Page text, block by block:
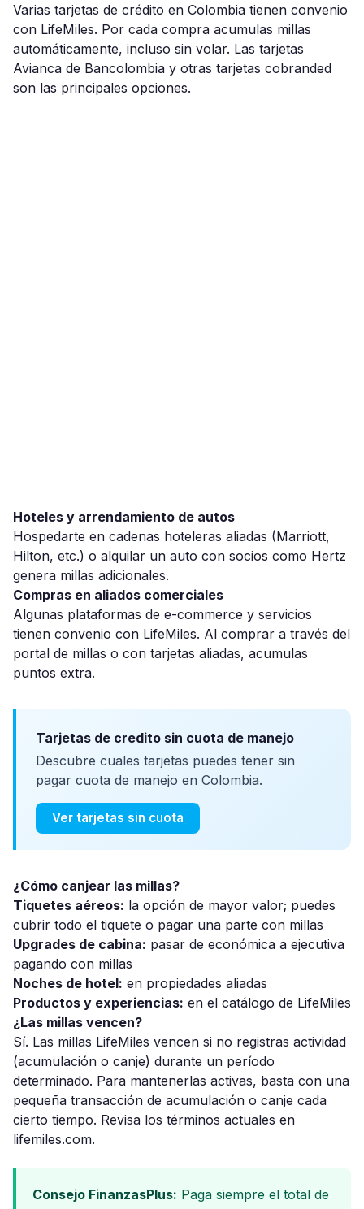
Varias tarjetas de crédito en Colombia tienen convenio
con LifeMiles. Por cada compra acumulas millas
automáticamente, incluso sin volar. Las tarjetas
Avianca de Bancolombia y otras tarjetas cobranded
son las principales opciones.
Hoteles y arrendamiento de autos
Hospedarte en cadenas hoteleras aliadas (Marriott,
Hilton, etc.) o alquilar un auto con socios como Hertz
genera millas adicionales.
Compras en aliados comerciales
Algunas plataformas de e-commerce y servicios
tienen convenio con LifeMiles. Al comprar a través del
portal de millas o con tarjetas aliadas, acumulas
puntos extra.
Tarjetas de credito sin cuota de manejo
Descubre cuales tarjetas puedes tener sin
pagar cuota de manejo en Colombia.
Ver tarjetas sin cuota
¿Cómo canjear las millas?
Tiquetes aéreos: la opción de mayor valor; puedes
cubrir todo el tiquete o pagar una parte con millas
Upgrades de cabina: pasar de económica a ejecutiva
pagando con millas
Noches de hotel: en propiedades aliadas
Productos y experiencias: en el catálogo de LifeMiles
¿Las millas vencen?
Sí. Las millas LifeMiles vencen si no registras actividad
(acumulación o canje) durante un período
determinado. Para mantenerlas activas, basta con una
pequeña transacción de acumulación o canje cada
cierto tiempo. Revisa los términos actuales en
lifemiles.com.
Consejo FinanzasPlus: Paga siempre el total de